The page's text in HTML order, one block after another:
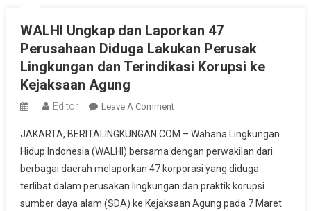
WALHI Ungkap dan Laporkan 47
Perusahaan Diduga Lakukan Perusak
Lingkungan dan Terindikasi Korupsi ke
Kejaksaan Agung
Editor Leave A CommentOn
Ungkap
Dan
Laporkan
47
Perusahaan
JAKARTA, BERITALINGKUNGAN.COM – Wahana Lingkungan
Hidup Indonesia (WALHI) bersama dengan perwakilan dari
berbagai daerah melaporkan 47 korporasi yang diduga
terlibat dalam perusakan lingkungan dan praktik korupsi
sumber daya alam (SDA) ke Kejaksaan Agung pada 7 Maret